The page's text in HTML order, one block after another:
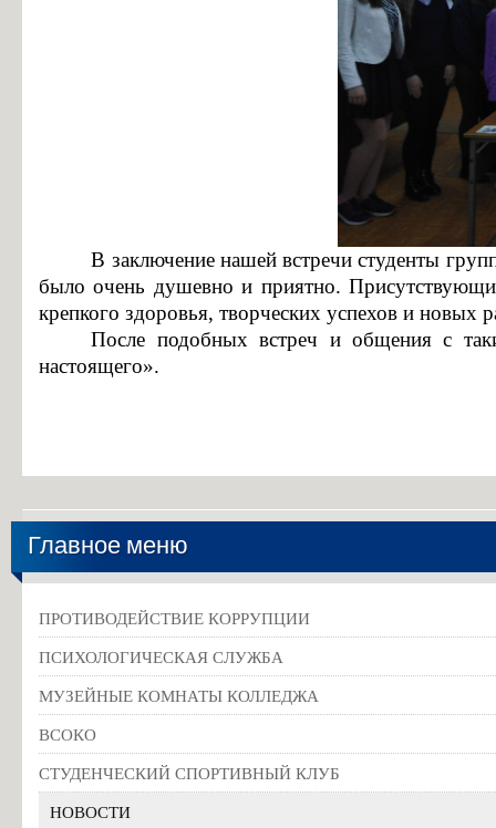
В заключение нашей встречи студенты
было очень душевно и приятно.
крепкого здоровья, творческих успехов и новых
После подобных встреч и общения с
настоящего».
Главное меню
ПРОТИВОДЕЙСТВИЕ КОРРУПЦИИ
ПСИХОЛОГИЧЕСКАЯ СЛУЖБА
МУЗЕЙНЫЕ КОМНАТЫ КОЛЛЕДЖА
ВСОКО
СТУДЕНЧЕСКИЙ СПОРТИВНЫЙ КЛУБ
НОВОСТИ